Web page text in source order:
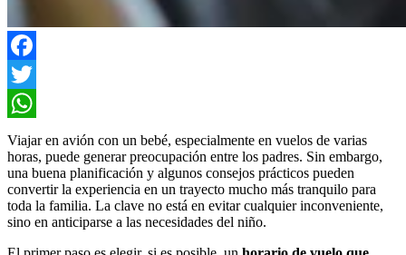
Facebook
Twitter
WhatsApp
Viajar en avión con un bebé, especialmente en vuelos de varias
horas, puede generar preocupación entre los padres. Sin embargo,
una buena planificación y algunos consejos prácticos pueden
convertir la experiencia en un trayecto mucho más tranquilo para
toda la familia. La clave no está en evitar cualquier inconveniente,
sino en anticiparse a las necesidades del niño.